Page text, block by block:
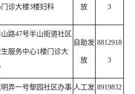
诊大楼3楼妇科 放 3
路47号半山街道社区
生服务中心1楼门诊大
自助发
放
8812918
3
弄一号黎园社区办事 人工发 8919832